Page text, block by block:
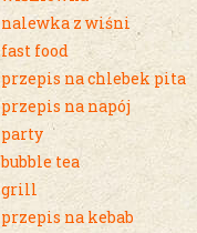
nalewka z wiśni
fast food
przepis na chlebek pita
przepis na napój
party
bubble tea
grill
przepis na kebab